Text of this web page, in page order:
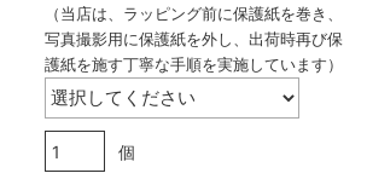
（当店は、ラッピング前に保護紙を巻き、
写真撮影用に保護紙を外し、出荷時再び保
護紙を施す丁寧な手順を実施しています）
個